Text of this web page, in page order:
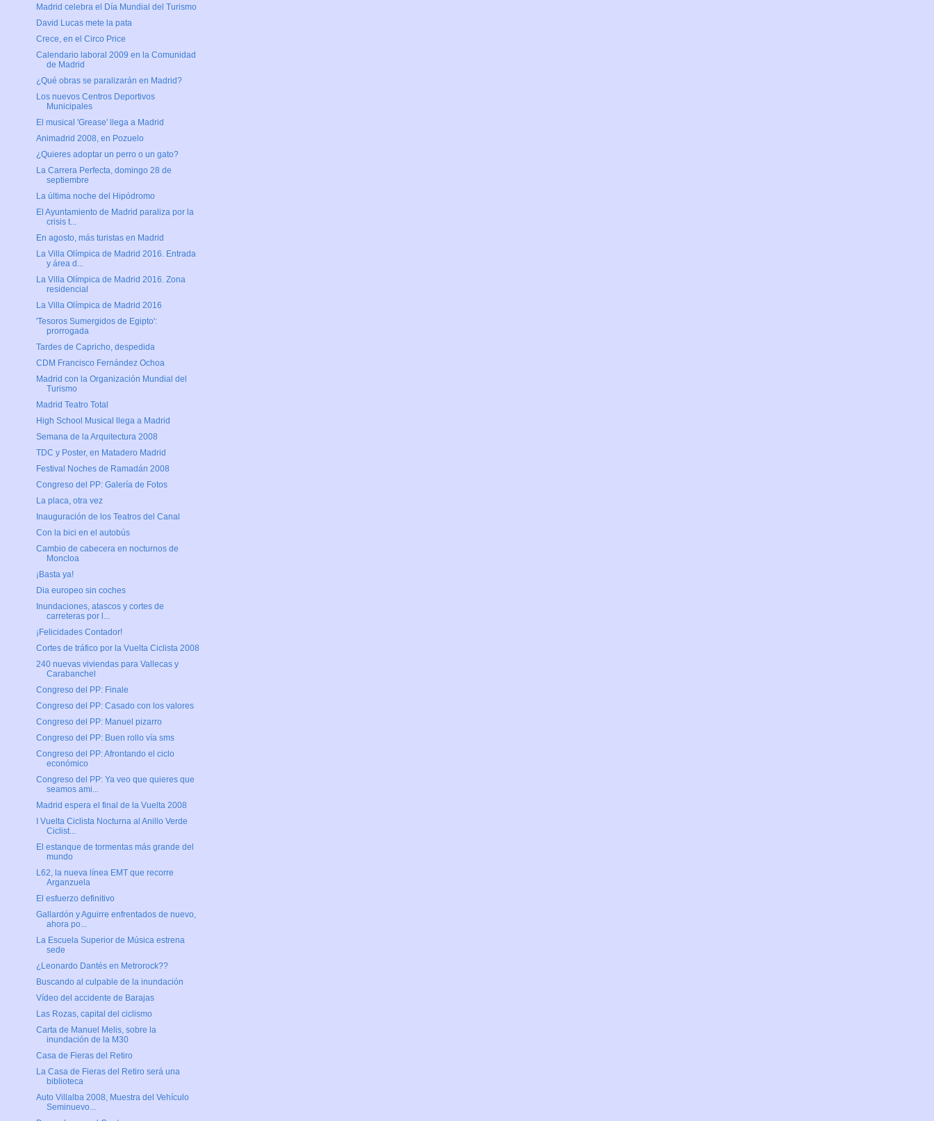
Madrid celebra el Día Mundial del Turismo
David Lucas mete la pata
Crece, en el Circo Price
Calendario laboral 2009 en la Comunidad
de Madrid
¿Qué obras se paralizarán en Madrid?
Los nuevos Centros Deportivos
Municipales
El musical 'Grease' llega a Madrid
Animadrid 2008, en Pozuelo
¿Quieres adoptar un perro o un gato?
La Carrera Perfecta, domingo 28 de
septiembre
La última noche del Hipódromo
El Ayuntamiento de Madrid paraliza por la
crisis t...
En agosto, más turistas en Madrid
La Villa Olímpica de Madrid 2016. Entrada
y área d...
La Villa Olímpica de Madrid 2016. Zona
residencial
La Villa Olímpica de Madrid 2016
'Tesoros Sumergidos de Egipto':
prorrogada
Tardes de Capricho, despedida
CDM Francisco Fernández Ochoa
Madrid con la Organización Mundial del
Turismo
Madrid Teatro Total
High School Musical llega a Madrid
Semana de la Arquitectura 2008
TDC y Poster, en Matadero Madrid
Festival Noches de Ramadán 2008
Congreso del PP: Galería de Fotos
La placa, otra vez
Inauguración de los Teatros del Canal
Con la bici en el autobús
Cambio de cabecera en nocturnos de
Moncloa
¡Basta ya!
Dia europeo sin coches
Inundaciones, atascos y cortes de
carreteras por l...
¡Felicidades Contador!
Cortes de tráfico por la Vuelta Ciclista 2008
240 nuevas viviendas para Vallecas y
Carabanchel
Congreso del PP: Finale
Congreso del PP: Casado con los valores
Congreso del PP: Manuel pizarro
Congreso del PP: Buen rollo vía sms
Congreso del PP: Afrontando el ciclo
económico
Congreso del PP: Ya veo que quieres que
seamos ami...
Madrid espera el final de la Vuelta 2008
I Vuelta Ciclista Nocturna al Anillo Verde
Ciclist...
El estanque de tormentas más grande del
mundo
L62, la nueva línea EMT que recorre
Arganzuela
El esfuerzo definitivo
Gallardón y Aguirre enfrentados de nuevo,
ahora po...
La Escuela Superior de Música estrena
sede
¿Leonardo Dantés en Metrorock??
Buscando al culpable de la inundación
Vídeo del accidente de Barajas
Las Rozas, capital del ciclismo
Carta de Manuel Melis, sobre la
inundación de la M30
Casa de Fieras del Retiro
La Casa de Fieras del Retiro será una
biblioteca
Auto Villalba 2008, Muestra del Vehículo
Seminuevo...